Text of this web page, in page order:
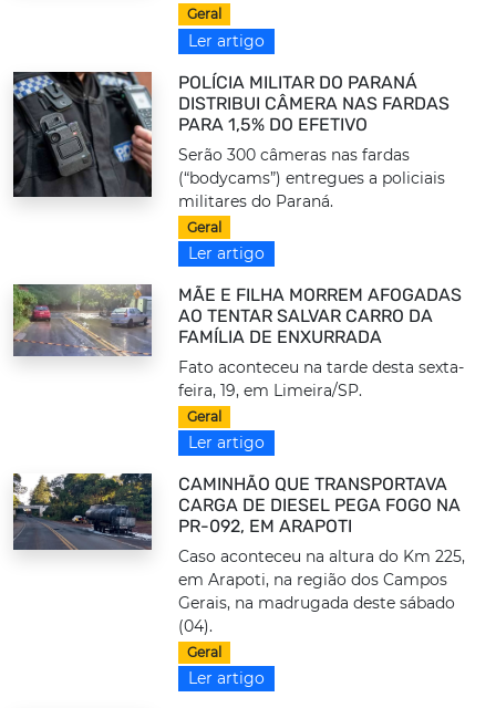
Geral
Ler artigo
POLÍCIA MILITAR DO PARANÁ
DISTRIBUI CÂMERA NAS FARDAS
PARA 1,5% DO EFETIVO
Serão 300 câmeras nas fardas
(“bodycams”) entregues a policiais
militares do Paraná.
Geral
Ler artigo
MÃE E FILHA MORREM AFOGADAS
AO TENTAR SALVAR CARRO DA
FAMÍLIA DE ENXURRADA
Fato aconteceu na tarde desta sexta-
feira, 19, em Limeira/SP.
Geral
Ler artigo
CAMINHÃO QUE TRANSPORTAVA
CARGA DE DIESEL PEGA FOGO NA
PR-092, EM ARAPOTI
Caso aconteceu na altura do Km 225,
em Arapoti, na região dos Campos
Gerais, na madrugada deste sábado
(04).
Geral
Ler artigo